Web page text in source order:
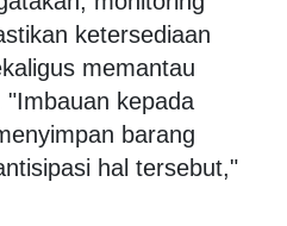
ketersediaan
memantau
kepada
barang
hal tersebut,"